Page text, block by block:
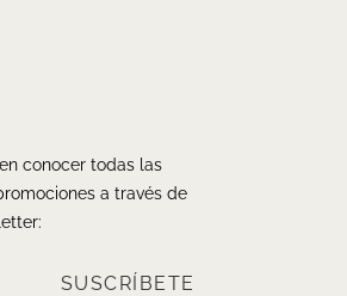
conocer todas las
a través de
SUSCRÍBETE